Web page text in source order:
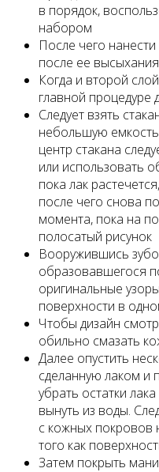
в порядок,
набором
После чего
после ее
Когда и второй
главной процедуре
Следует взять
небольшую
центр стакана
или использовать
пока лак
после чего снова
момента, пока на
полосатый рисунок
Вооружившись
образовавшегося
оригинальные
поверхности в
Чтобы дизайн
обильно смазать
Далее опустить
сделанную лаком и
убрать остатки
вынуть из воды.
с кожных покровов
того как
Затем покрыть